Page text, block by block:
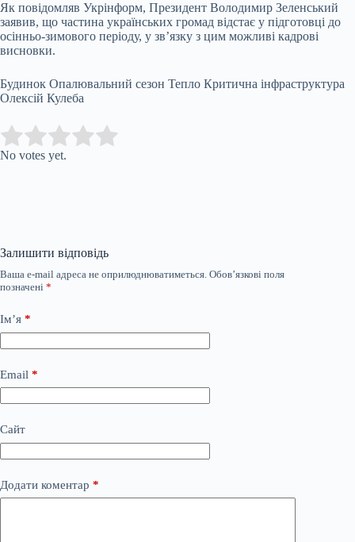
Як повідомляв Укрінформ, Президент Володимир Зеленський
заявив, що частина українських громад відстає у підготовці до
осінньо-зимового періоду, у зв’язку з цим можливі кадрові
висновки.
Будинок Опалювальний сезон Тепло Критична інфраструктура
Олексій Кулеба
Rate this item:
No votes yet.
Залишити відповідь
Ваша e-mail адреса не оприлюднюватиметься. Обов’язкові поля
позначені *
Ім’я *
Email *
Сайт
Додати коментар *